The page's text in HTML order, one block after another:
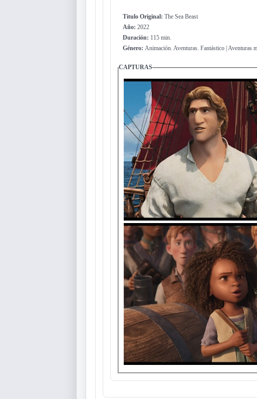
Titulo Original: The Sea Beast
Año: 2022
Duración: 115 min.
Género: Animación. Aventuras. Fantástico | Aventuras
CAPTURAS